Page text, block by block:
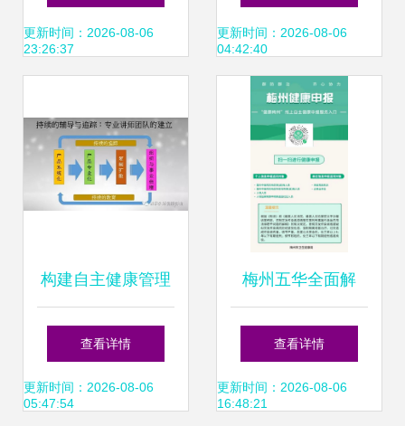
理信息咨询指南
更新时间：2026-08-06
23:26:37
读 健康管理信息咨
询的全面分析
更新时间：2026-08-06
04:42:40
构建自主健康管理
体系 信息咨询的力
量与路径
查看详情
更新时间：2026-08-06
05:47:54
梅州五华全面解
封，珠海来返梅人
员健康管理要求调
查看详情
更新时间：2026-08-06
16:48:21